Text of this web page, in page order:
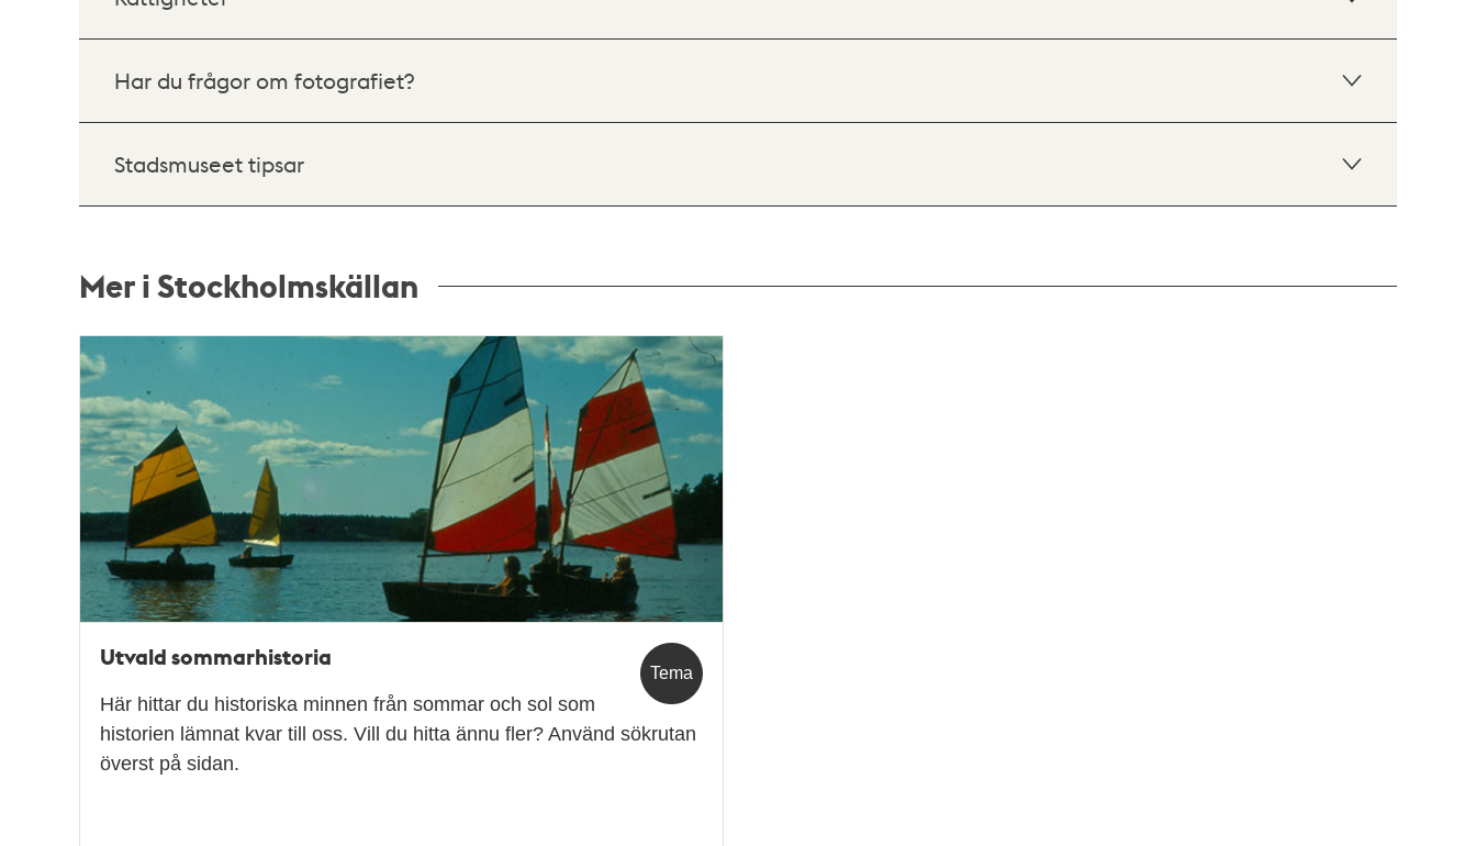
Har du frågor om fotografiet?
Stadsmuseet tipsar
Mer i Stockholmskällan
Relaterade
poster
och
teman
Tema
Utvald sommarhistoria
Här hittar du historiska minnen från sommar och sol som
historien lämnat kvar till oss. Vill du hitta ännu fler? Använd sökrutan
överst på sidan.